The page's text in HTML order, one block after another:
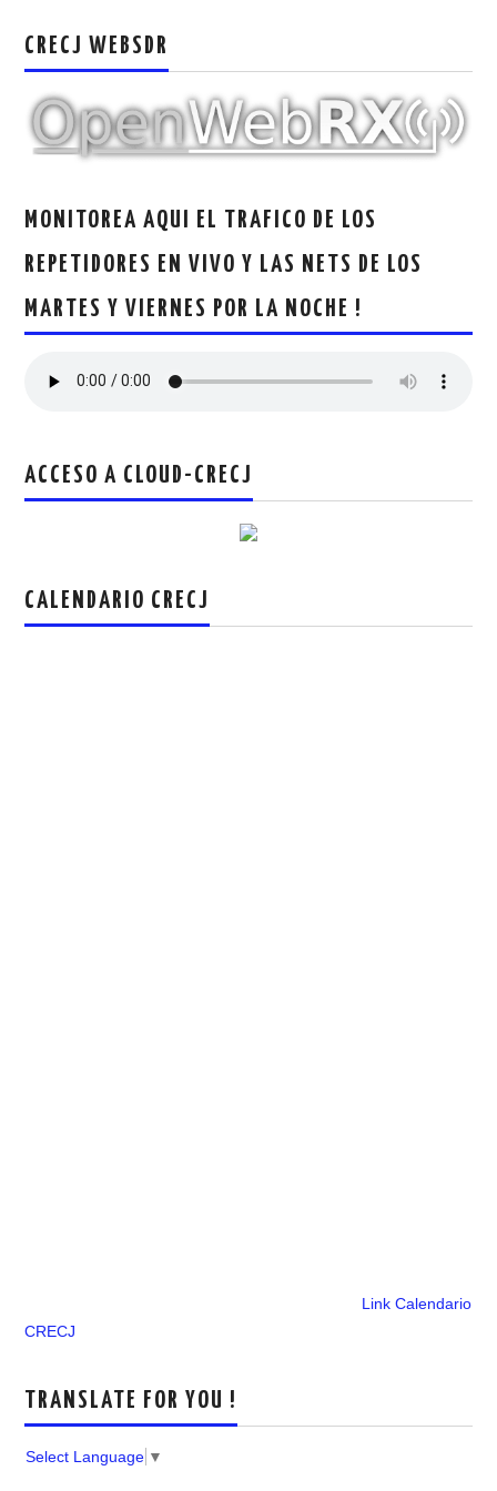
CRECJ WEBSDR
MONITOREA AQUI EL TRAFICO DE LOS
REPETIDORES EN VIVO Y LAS NETS DE LOS
MARTES Y VIERNES POR LA NOCHE !
ACCESO A CLOUD-CRECJ
CALENDARIO CRECJ
Link Calendario
CRECJ
TRANSLATE FOR YOU !
Select Language ▼